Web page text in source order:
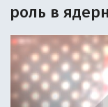
роль в